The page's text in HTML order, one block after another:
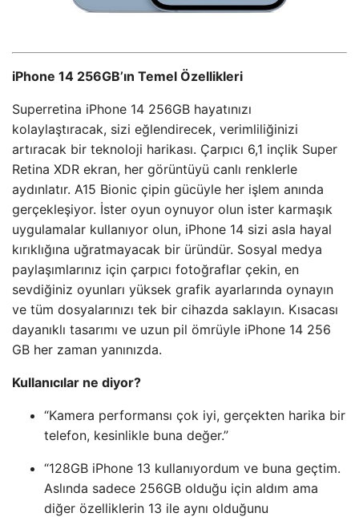
iPhone 14 256GB’ın Temel Özellikleri
Superretina iPhone 14 256GB hayatınızı
kolaylaştıracak, sizi eğlendirecek, verimliliğinizi
artıracak bir teknoloji harikası. Çarpıcı 6,1 inçlik Super
Retina XDR ekran, her görüntüyü canlı renklerle
aydınlatır. A15 Bionic çipin gücüyle her işlem anında
gerçekleşiyor. İster oyun oynuyor olun ister karmaşık
uygulamalar kullanıyor olun, iPhone 14 sizi asla hayal
kırıklığına uğratmayacak bir üründür. Sosyal medya
paylaşımlarınız için çarpıcı fotoğraflar çekin, en
sevdiğiniz oyunları yüksek grafik ayarlarında oynayın
ve tüm dosyalarınızı tek bir cihazda saklayın. Kısacası
dayanıklı tasarımı ve uzun pil ömrüyle iPhone 14 256
GB her zaman yanınızda.
Kullanıcılar ne diyor?
“Kamera performansı çok iyi, gerçekten harika bir
telefon, kesinlikle buna değer.”
“128GB iPhone 13 kullanıyordum ve buna geçtim.
Aslında sadece 256GB olduğu için aldım ama
diğer özelliklerin 13 ile aynı olduğunu